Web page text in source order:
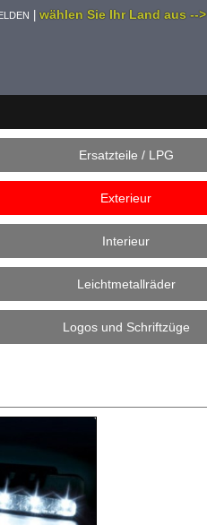
wählen Sie Ihr Land aus -->
Ersatzteile / LPG
Exterieur
Interieur
Leichtmetallräder
Logos und Schriftzüge